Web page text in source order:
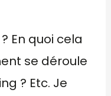
En quoi cela
se déroule
? Etc. Je